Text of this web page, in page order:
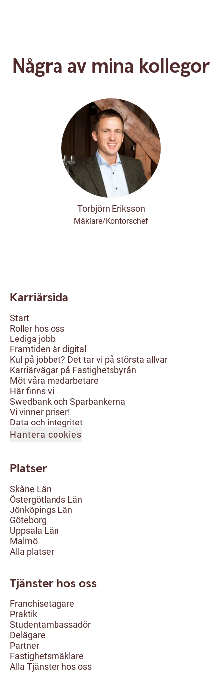
Några av mina kollegor
Torbjörn Eriksson
Mäklare/Kontorschef
Karriärsida
Start
Roller hos oss
Lediga jobb
Framtiden är digital
Kul på jobbet? Det tar vi på största allvar
Karriärvägar på Fastighetsbyrån
Möt våra medarbetare
Här finns vi
Swedbank och Sparbankerna
Vi vinner priser!
Data och integritet
Hantera cookies
Platser
Skåne Län
Östergötlands Län
Jönköpings Län
Göteborg
Uppsala Län
Malmö
Alla platser
Tjänster hos oss
Franchisetagare
Praktik
Studentambassadör
Delägare
Partner
Fastighetsmäklare
Alla Tjänster hos oss